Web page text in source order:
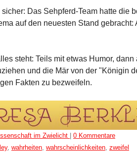
Das Sehpferd-Team hatte die
auf den neuesten Stand gebracht:
steht: Teils mit etwas Humor,
und die Mär von der "Königin
Fakten zu bezweifeln.
im Zwielicht
0 Kommentare
, wahrheiten wahrscheinlichkeiten zweifel